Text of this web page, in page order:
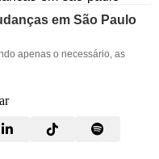
em São Paulo
apenas o necessário, as